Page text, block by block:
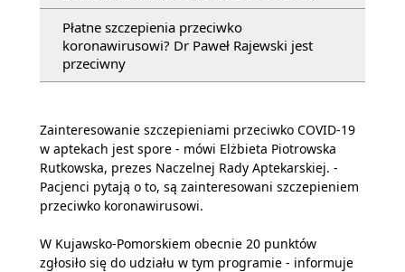
Płatne szczepienia przeciwko
koronawirusowi? Dr Paweł Rajewski jest
przeciwny
Zainteresowanie szczepieniami przeciwko COVID-19
w aptekach jest spore - mówi Elżbieta Piotrowska
Rutkowska, prezes Naczelnej Rady Aptekarskiej. -
Pacjenci pytają o to, są zainteresowani szczepieniem
przeciwko koronawirusowi.
W Kujawsko-Pomorskiem obecnie 20 punktów
zgłosiło się do udziału w tym programie - informuje